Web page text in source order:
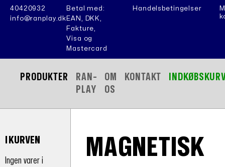
40420932
info@ranplay.dk
Betal med:
EAN, DKK,
Fakture,
Visa og
Mastercard
Handelsbetingelser
PRODUKTER
RAN-
PLAY
OM
OS
KONTAKT
I KURVEN
Ingen varer i
MAGNETISK